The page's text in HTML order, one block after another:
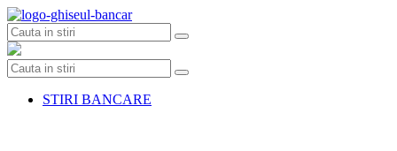
Skip
to
content
STIRI BANCARE